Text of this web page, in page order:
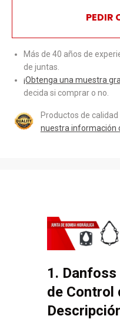
PEDIR
Más de 40 años de
de juntas.
¡Obtenga una muestra
decida si comprar o no.
Productos de
nuestra información
1.
de Control